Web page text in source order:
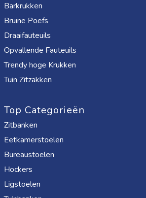
Barkrukken
Bruine Poefs
Draaifauteuils
Opvallende Fauteuils
Trendy hoge Krukken
Tuin Zitzakken
Top Categorieën
Zitbanken
Eetkamerstoelen
Bureaustoelen
Hockers
Ligstoelen